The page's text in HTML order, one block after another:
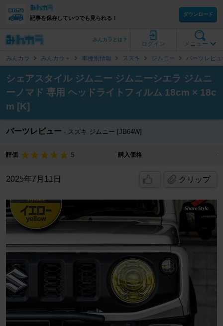
記事を保存していつでも見られる！
ダウンロード
メニュー
ログイン
みんカラとは？
みんカラ みんカラ＋ 車種別情報 スズキ ジムニー パーツレビ
シェアスタイル ジムニー ジムニーシエラ ジムニ
ーノマド 専用 ヘッドライトフィルム 18cm × 18c
m [K]
パーツレビュー スズキ ジムニー [JB64W]
評価 5 購入価格 -
2025年7月11日 クリップ